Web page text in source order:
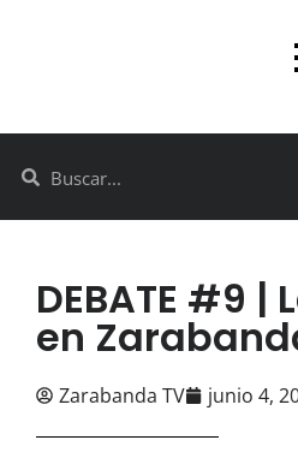
DEBATE #9
en
Zarabanda TV junio 4,